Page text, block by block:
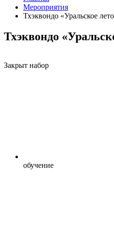
Мероприятия
Тхэквондо «Уральское
Тхэквондо
Закрыт набор
обучение